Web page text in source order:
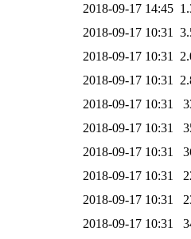
2018-09-17 14:45
2018-09-17 10:31
2018-09-17 10:31
2018-09-17 10:31
2018-09-17 10:31
2018-09-17 10:31
2018-09-17 10:31
2018-09-17 10:31
2018-09-17 10:31
2018-09-17 10:31